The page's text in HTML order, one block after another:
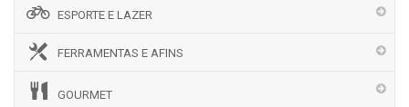
ESPORTE E LAZER
FERRAMENTAS E AFINS
GOURMET